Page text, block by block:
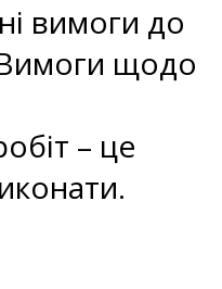
вимоги до
щодо
– це